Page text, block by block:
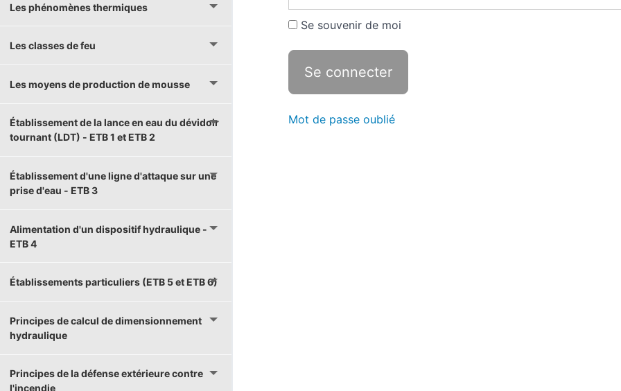
Les phénomènes thermiques
Les classes de feu
Les moyens de production de mousse
Établissement de la lance en eau du dévidoir
tournant (LDT) - ETB 1 et ETB 2
Établissement d'une ligne d'attaque sur une
prise d'eau - ETB 3
Alimentation d'un dispositif hydraulique -
ETB 4
Établissements particuliers (ETB 5 et ETB 6)
Principes de calcul de dimensionnement
hydraulique
Principes de la défense extérieure contre
l'incendie
Se souvenir de moi
Mot de passe oublié